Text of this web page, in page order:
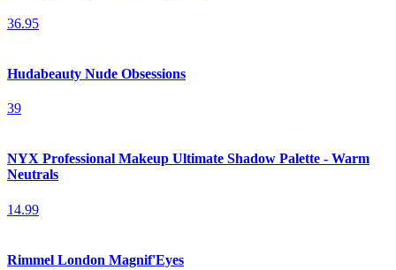
36.95
Hudabeauty Nude Obsessions
39
NYX Professional Makeup Ultimate Shadow Palette - Warm
Neutrals
14.99
Rimmel London Magnif'Eyes